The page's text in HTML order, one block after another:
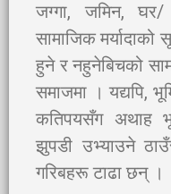
जग्गा, जमिन, घर/
सामाजिक
हुने र नहुनेबिचको
समाजमा । यद्यपि,
कतिपयसँग अथाह
झुपडी उभ्याउने
गरिबहरू टाढा छन् ।